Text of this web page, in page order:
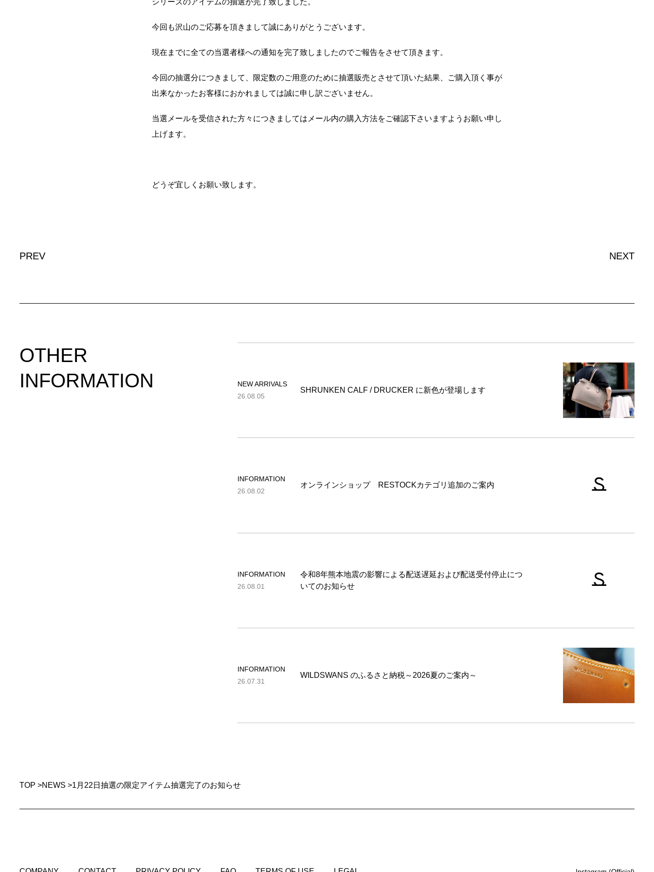
シリーズのアイテムの抽選が完了致しました。
今回も沢山のご応募を頂きまして誠にありがとうございます。
現在までに全ての当選者様への通知を完了致しましたのでご報告をさせて頂きます。
今回の抽選分につきまして、限定数のご用意のために抽選販売とさせて頂いた結果、ご購入頂く事が
出来なかったお客様におかれましては誠に申し訳ございません。
当選メールを受信された方々につきましてはメール内の購入方法をご確認下さいますようお願い申し
上げます。
どうぞ宜しくお願い致します。
PREV NEXT
OTHER
INFORMATION
NEW ARRIVALS
26.08.05
SHRUNKEN CALF / DRUCKER に新色が登場します
INFORMATION
26.08.02
オンラインショップ RESTOCKカテゴリ追加のご案内
INFORMATION
26.08.01
令和8年熊本地震の影響による配送遅延および配送受付停止につ
いてのお知らせ
INFORMATION
26.07.31
WILDSWANS のふるさと納税～2026夏のご案内～
TOP >NEWS >1月22日抽選の限定アイテム抽選完了のお知らせ